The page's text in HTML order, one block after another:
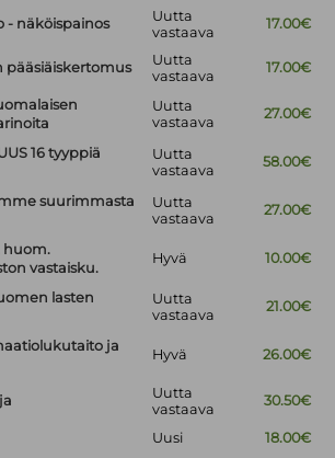
- näköispainos
Uutta
vastaava
17.00€
Uutta
vastaava
17.00€
Uutta
vastaava
27.00€
16 tyyppiä
Uutta
vastaava
58.00€
suurimmasta
Uutta
vastaava
27.00€
huom.
vastaisku.
Hyvä 10.00€
lasten
Uutta
vastaava
21.00€
ja
Hyvä 26.00€
Uutta
vastaava
30.50€
Uusi 18.00€